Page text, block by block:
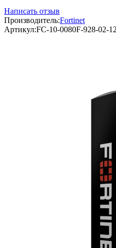
Написать отзыв
Производитель:Fortinet
Артикул:FC-10-0080F-928-02-12